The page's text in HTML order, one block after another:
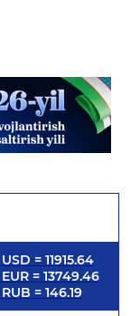
USD = 11915.64
EUR= 13749.46
RUB = 146.19